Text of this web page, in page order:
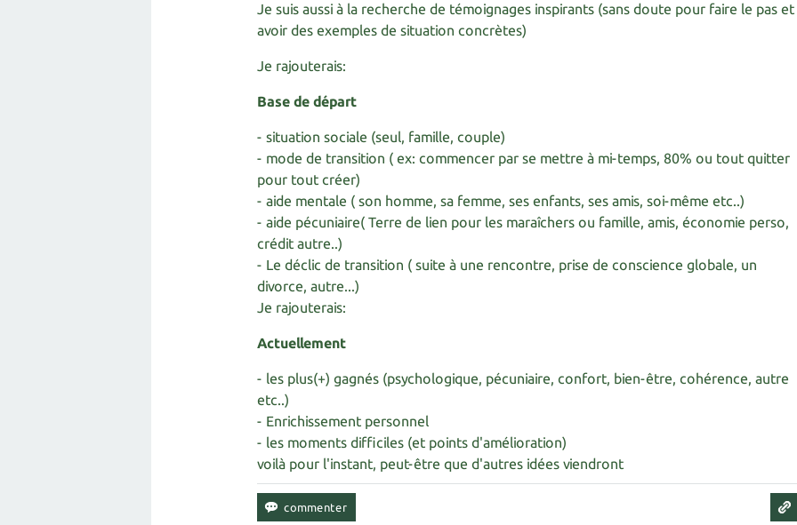
Je suis aussi à la recherche de témoignages inspirants (sans doute pour faire le pas et
avoir des exemples de situation concrètes)
Je rajouterais:
Base de départ
- situation sociale (seul, famille, couple)
- mode de transition ( ex: commencer par se mettre à mi-temps, 80% ou tout quitter
pour tout créer)
- aide mentale ( son homme, sa femme, ses enfants, ses amis, soi-même etc..)
- aide pécuniaire( Terre de lien pour les maraîchers ou famille, amis, économie perso,
crédit autre..)
- Le déclic de transition ( suite à une rencontre, prise de conscience globale, un
divorce, autre...)
Je rajouterais:
Actuellement
- les plus(+) gagnés (psychologique, pécuniaire, confort, bien-être, cohérence, autre
etc..)
- Enrichissement personnel
- les moments difficiles (et points d'amélioration)
voilà pour l'instant, peut-être que d'autres idées viendront